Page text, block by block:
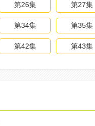
第26集 第27集
第34集 第35集
第42集 第43集